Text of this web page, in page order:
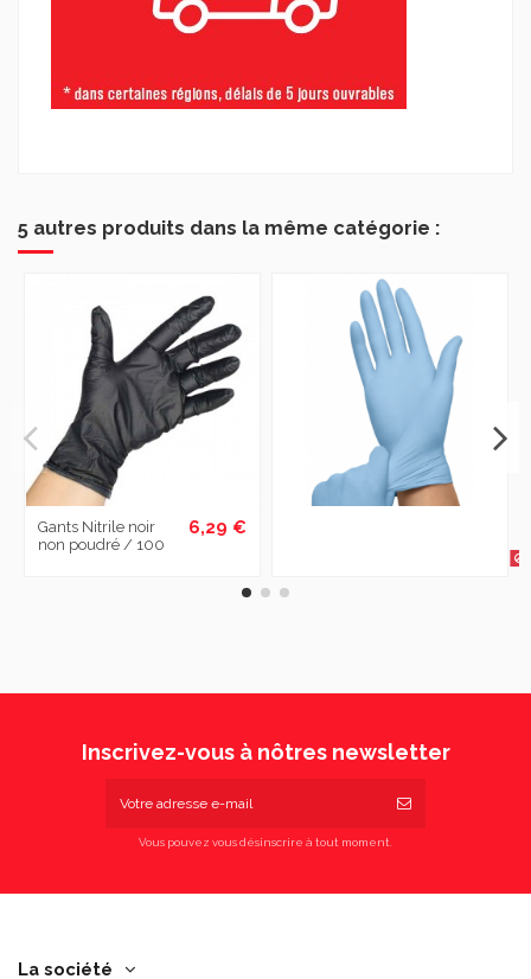
5 autres produits dans la même catégorie :
Gants Nitrile noir
non poudré / 100
6,29 €
Inscrivez-vous à nôtres newsletter
Vous pouvez vous désinscrire à tout moment.
La société